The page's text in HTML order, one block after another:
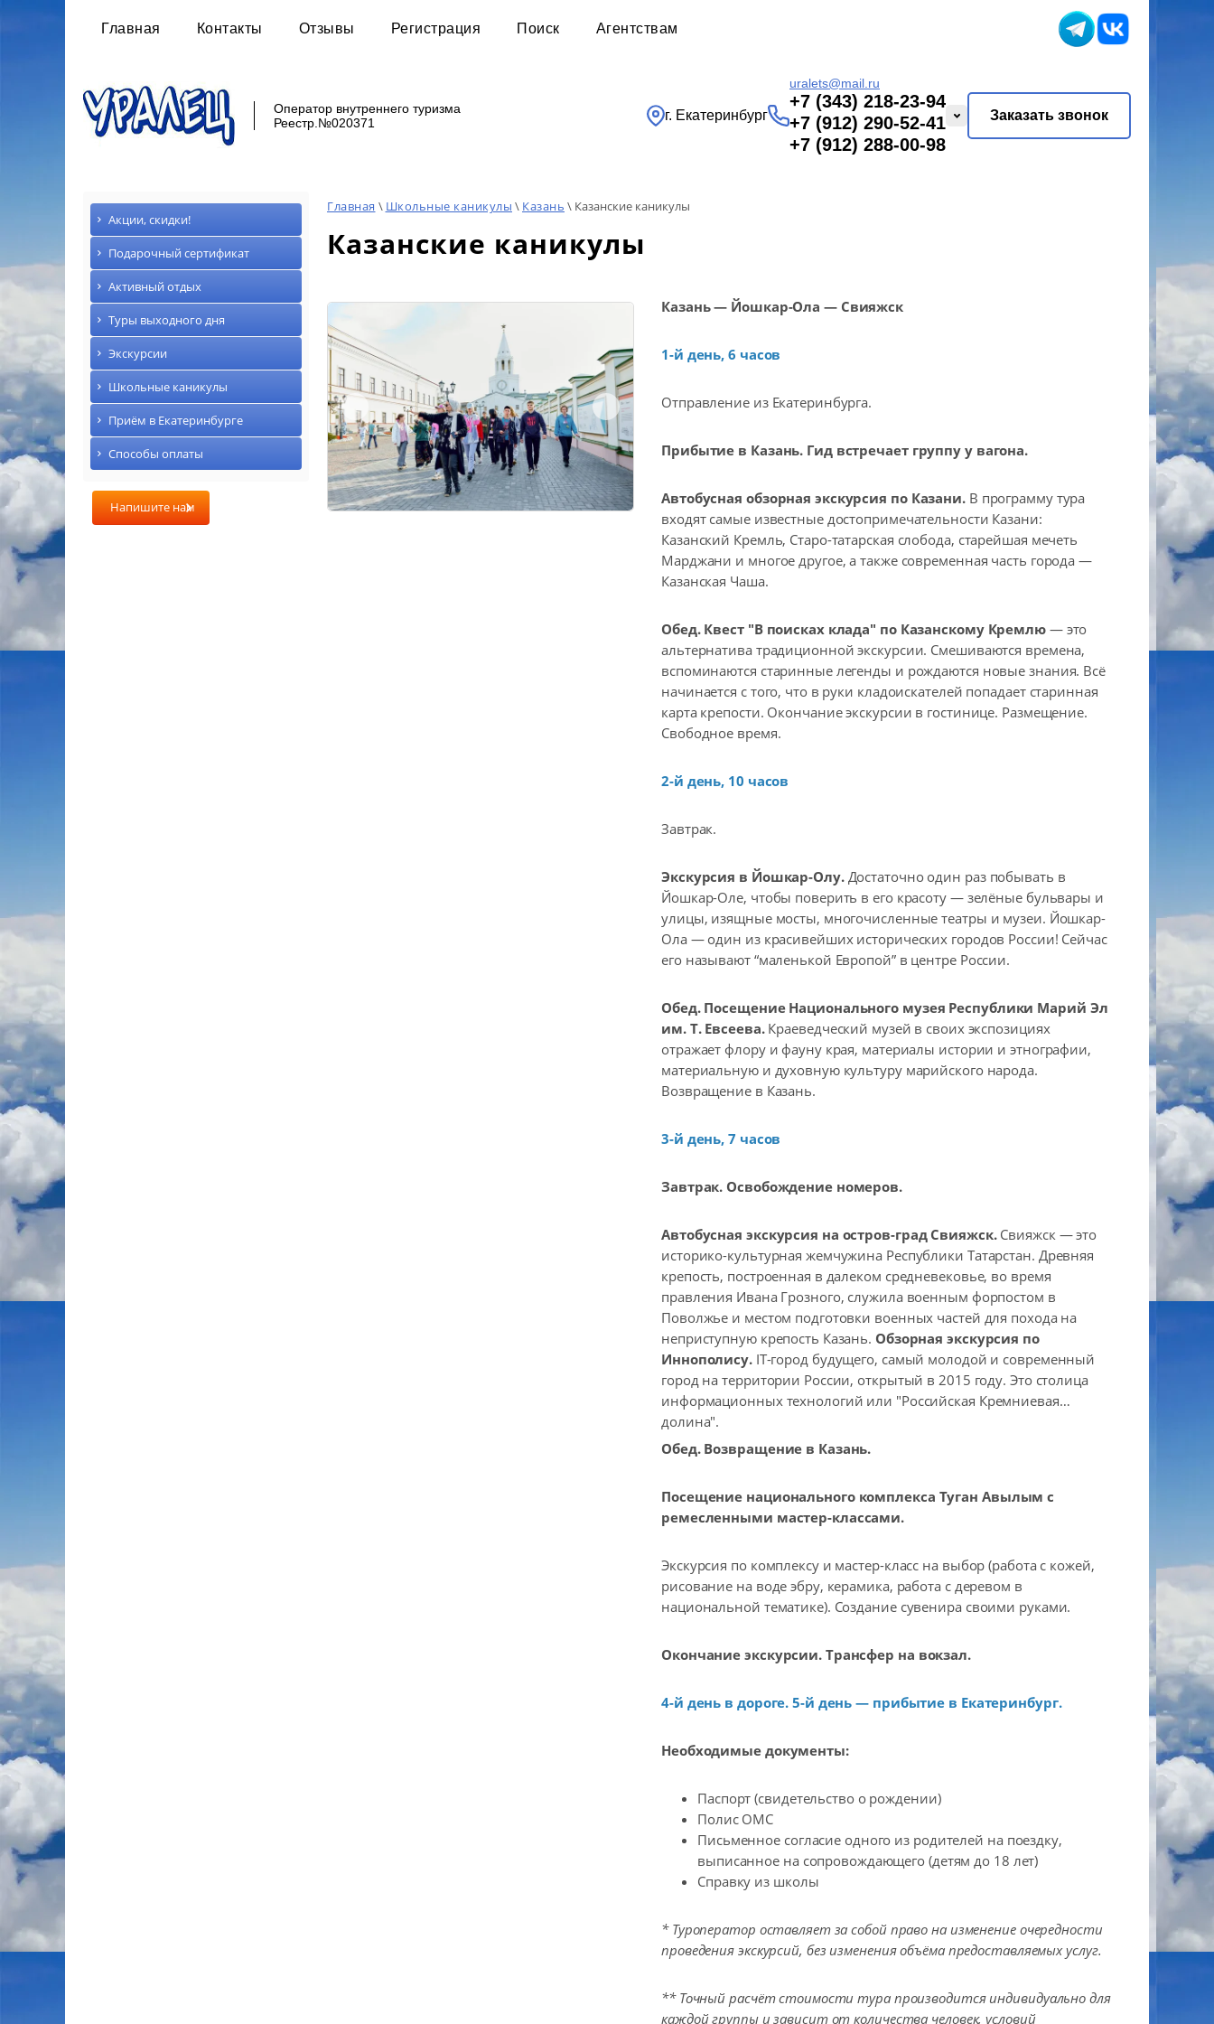
Главная Контакты Отзывы Регистрация Поиск Агентствам
Оператор внутреннего туризма
Реестр.№020371
г. Екатеринбург
uralets@mail.ru
+7 (343) 218-23-94
+7 (912) 290-52-41
+7 (912) 288-00-98
Заказать звонок
Акции, скидки!
Подарочный сертификат
Активный отдых
Туры выходного дня
Экскурсии
Школьные каникулы
Приём в Екатеринбурге
Способы оплаты
Напишите нам
Главная \ Школьные каникулы \ Казань \ Казанские каникулы
Казанские каникулы
Казань — Йошкар-Ола — Свияжск
1-й день, 6 часов
Отправление из Екатеринбурга.
Прибытие в Казань. Гид встречает группу у вагона.
Автобусная обзорная экскурсия по Казани. В программу тура
входят самые известные достопримечательности Казани:
Казанский Кремль, Старо-татарская слобода, старейшая мечеть
Марджани и многое другое, а также современная часть города —
Казанская Чаша.
Обед. Квест "В поисках клада" по Казанскому Кремлю— это
альтернатива традиционной экскурсии. Смешиваются времена,
вспоминаются старинные легенды и рождаются новые знания. Всё
начинается с того, что в руки кладоискателей попадает старинная
карта крепости. Окончание экскурсии в гостинице. Размещение.
Свободное время.
2-й день, 10 часов
Завтрак.
Экскурсия в Йошкар-Олу.Достаточно один раз побывать в
Йошкар-Оле, чтобы поверить в его красоту — зелёные бульвары и
улицы, изящные мосты, многочисленные театры и музеи. Йошкар-
Ола — один из красивейших исторических городов России! Сейчас
его называют “маленькой Европой” в центре России.
Обед. Посещение Национального музея Республики Марий Эл
им. Т. Евсеева.Краеведческий музей в своих экспозициях
отражает флору и фауну края, материалы истории и этнографии,
материальную и духовную культуру марийского народа.
Возвращение в Казань.
3-й день, 7 часов
Завтрак. Освобождение номеров.
Автобусная экскурсия на остров-град Свияжск.Свияжск — это
историко-культурная жемчужина Республики Татарстан. Древняя
крепость, построенная в далеком средневековье, во время
правления Ивана Грозного, служила военным форпостом в
Поволжье и местом подготовки военных частей для похода на
неприступную крепость Казань. Обзорная экскурсия по
Иннополису.IT-город будущего, самый молодой и современный
город на территории России, открытый в 2015 году. Это столица
информационных технологий или "Российская Кремниевая
долина".
Обед. Возвращение в Казань.
Посещение национального комплекса Туган Авылым с
ремесленными мастер-классами.
Экскурсия по комплексу и мастер-класс на выбор (работа с кожей,
рисование на воде эбру, керамика, работа с деревом в
национальной тематике). Создание сувенира своими руками.
Окончание экскурсии. Трансфер на вокзал.
4-й день в дороге. 5-й день — прибытие в Екатеринбург.
Необходимые документы:
Паспорт (свидетельство о рождении)
Полис ОМС
Письменное согласие одного из родителей на поездку,
выписанное на сопровождающего (детям до 18 лет)
Справку из школы
* Туроператор оставляет за собой право на изменение очередности
проведения экскурсий, без изменения объёма предоставляемых услуг.
** Точный расчёт стоимости тура производится индивидуально для
каждой группы и зависит от количества человек, условий